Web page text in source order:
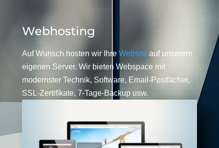
Webhosting
Auf Wunsch hosten wir Ihre Website auf unserem
eigenen Server. Wir bieten Webspace mit
modernster Technik, Software, Email-Postfächer,
SSL-Zertifikate, 7-Tage-Backup usw.